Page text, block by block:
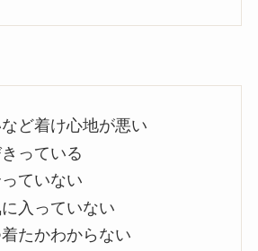
ど着け心地が悪い
っている
ていない
入っていない
たかわからない